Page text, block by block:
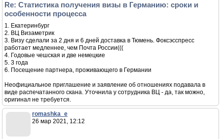
Re: Статистика получения визы в Германию: сроки и
особенности процесса
1. Екатеринбург
2. ВЦ Визаметрик
3. Визу сделали за 2 дня и 6 дней доставка в Тюмень. Фоксэсспресс
работает медленнее, чем Почта России(((
4. Годовые чешская и две немецкие
5. 3 года
6. Посещение партнера, проживающего в Германии
Неофициальное приглашение и заявление об отношениях подавала в
виде распечатанного скана. Уточнила у сотрудника ВЦ - да, так можно,
оригинал не требуется.
romashka_e
26 мар 2021, 12:12